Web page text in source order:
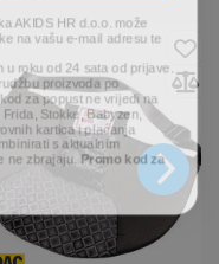
na vašu e-mail adresu te
roku od 24 sata od prijave.
proizvoda po
za popust ne vrijedi na
Stokke, Babyzen,
kartica i plaćanja
s aktualnim
ne zbrajaju.Promo kod za